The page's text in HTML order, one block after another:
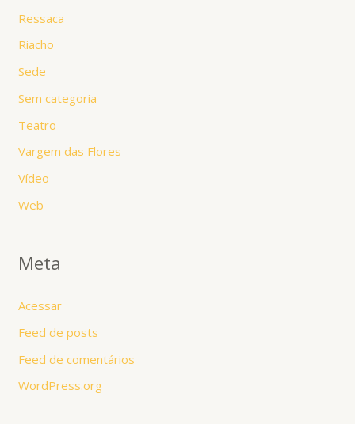
Ressaca
Riacho
Sede
Sem categoria
Teatro
Vargem das Flores
Vídeo
Web
Meta
Acessar
Feed de posts
Feed de comentários
WordPress.org